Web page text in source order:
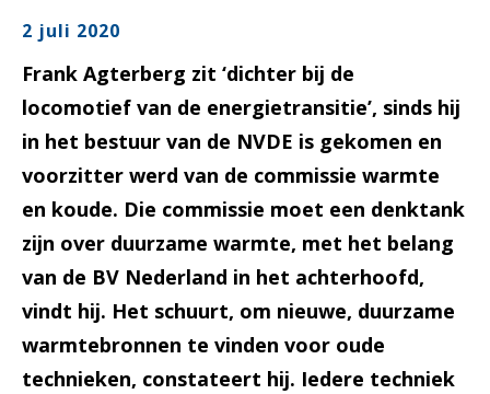
2 juli 2020
Frank Agterberg zit ‘dichter bij de
locomotief van de energietransitie’, sinds hij
in het bestuur van de NVDE is gekomen en
voorzitter werd van de commissie warmte
en koude. Die commissie moet een denktank
zijn over duurzame warmte, met het belang
van de BV Nederland in het achterhoofd,
vindt hij. Het schuurt, om nieuwe, duurzame
warmtebronnen te vinden voor oude
technieken, constateert hij. Iedere techniek